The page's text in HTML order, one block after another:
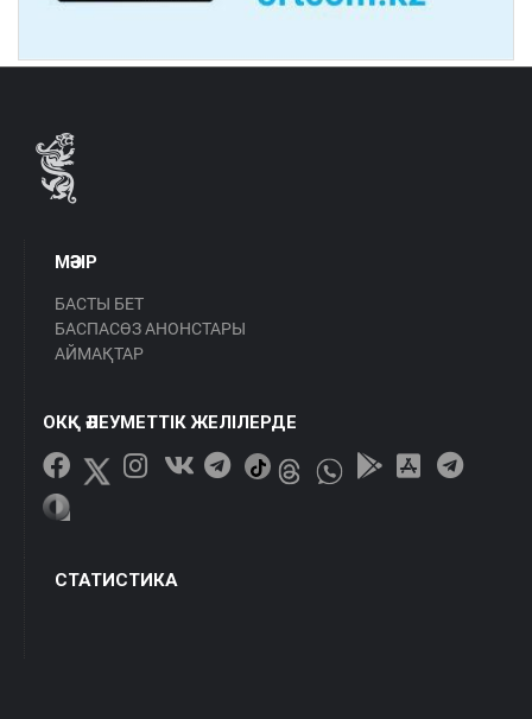
МӘЗІР
БАСТЫ БЕТ
БАСПАСӨЗ АНОНСТАРЫ
АЙМАҚТАР
ОКҚ ӘЛЕУМЕТТІК ЖЕЛІЛЕРДЕ
СТАТИСТИКА